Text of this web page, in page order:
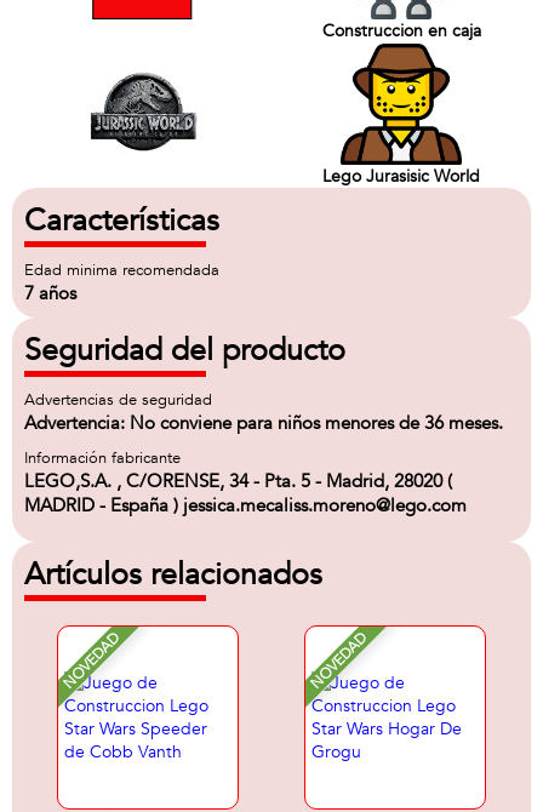
Construccion en caja
Lego Jurasisic World
Características
Edad minima recomendada
7 años
Seguridad del producto
Advertencias de seguridad
Advertencia: No conviene para niños menores de 36 meses.
Información fabricante
LEGO,S.A. , C/ORENSE, 34 - Pta. 5 - Madrid, 28020 (
MADRID - España ) jessica.mecaliss.moreno@lego.com
Artículos relacionados
NOVEDAD NOVEDAD